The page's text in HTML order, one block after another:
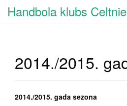
Handbola klubs
2014./2015.
2014./2015. gada sezona